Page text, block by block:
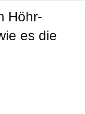
Höhr-
es die